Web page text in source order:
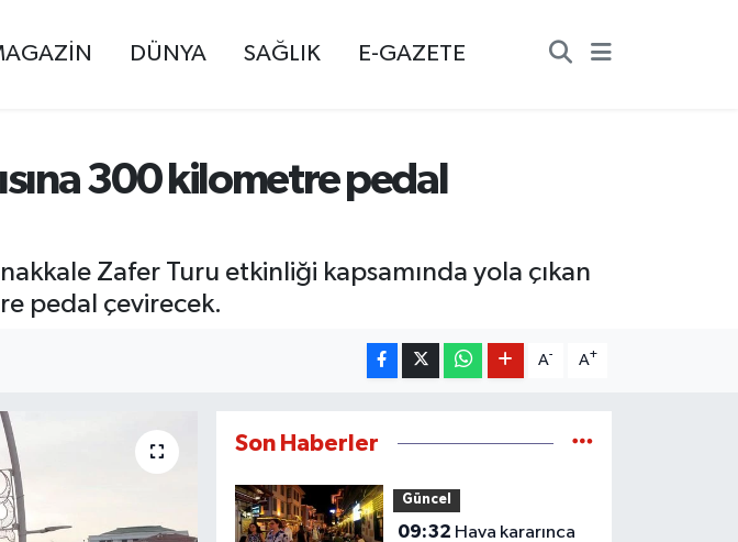
DÜNYA SAĞLIK E-GAZETE
300 kilometre pedal
Zafer Turu etkinliği kapsamında yola çıkan
pedal çevirecek.
A- A+
Son Haberler
Güncel
09:32